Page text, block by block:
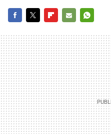
MAIL